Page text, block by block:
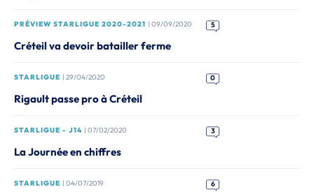
PRÉVIEW STARLIGUE 2020-2021 | 09/09/2020 5
Créteil va devoir batailler ferme
STARLIGUE | 29/04/2020 0
Rigault passe pro à Créteil
STARLIGUE - J14 | 07/02/2020 3
La Journée en chiffres
STARLIGUE | 04/07/2019 6